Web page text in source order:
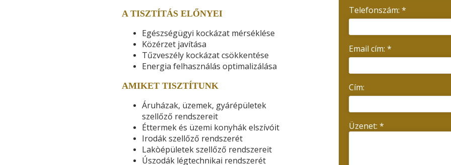
A TISZTÍTÁS ELŐNYEI
Egészségügyi kockázat mérséklése
Közérzet javítása
Tűzveszély kockázat csökkentése
Energia felhasználás optimalizálása
AMIKET TISZTÍTUNK
Áruházak, üzemek, gyárépületek
szellőző rendszereit
Éttermek és üzemi konyhák elszívóit
Irodák szellőző rendszerét
Lakòépületek szellőző rendszereit
Úszodák légtechnikai rendszerét
Telefonszám: *
Email cím: *
Cím:
Üzenet: *